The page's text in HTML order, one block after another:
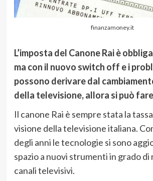
finanzamoney.it
L’imposta del Canone Rai è
ma con il nuovo switch off e i
possono derivare dal
della televisione, allora si può
Il canone Rai è sempre stata la
visione della televisione italiana.
degli anni le tecnologie si sono
spazio a nuovi strumenti in grado
canali televisivi.